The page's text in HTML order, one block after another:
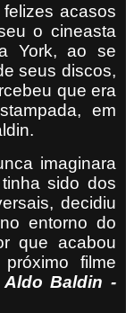
acasos
o cineasta
York, ao se
seus discos,
que era
em
imaginara
sido dos
decidiu
entorno do
que acabou
filme
Aldo Baldin -